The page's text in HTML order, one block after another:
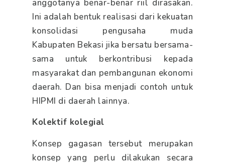
anggotanya benar-benar riil dirasakan.
Ini adalah bentuk realisasi dari kekuatan
konsolidasi pengusaha muda
Kabupaten Bekasi jika bersatu bersama-
sama untuk berkontribusi kepada
masyarakat dan pembangunan ekonomi
daerah. Dan bisa menjadi contoh untuk
HIPMI di daerah lainnya.
Kolektif kolegial
Konsep gagasan tersebut merupakan
konsep yang perlu dilakukan secara